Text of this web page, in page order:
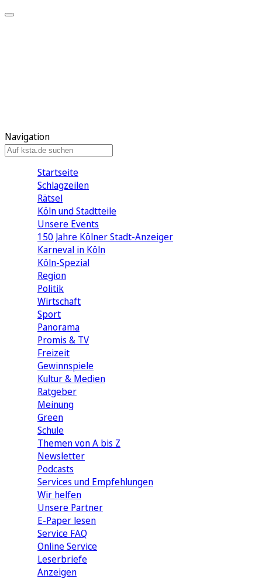
Navigation
Startseite
Schlagzeilen
Rätsel
Köln und Stadtteile
Unsere Events
150 Jahre Kölner Stadt-Anzeiger
Karneval in Köln
Köln-Spezial
Region
Politik
Wirtschaft
Sport
Panorama
Promis & TV
Freizeit
Gewinnspiele
Kultur & Medien
Ratgeber
Meinung
Green
Schule
Themen von A bis Z
Newsletter
Podcasts
Services und Empfehlungen
Wir helfen
Unsere Partner
E-Paper lesen
Service FAQ
Online Service
Leserbriefe
Anzeigen